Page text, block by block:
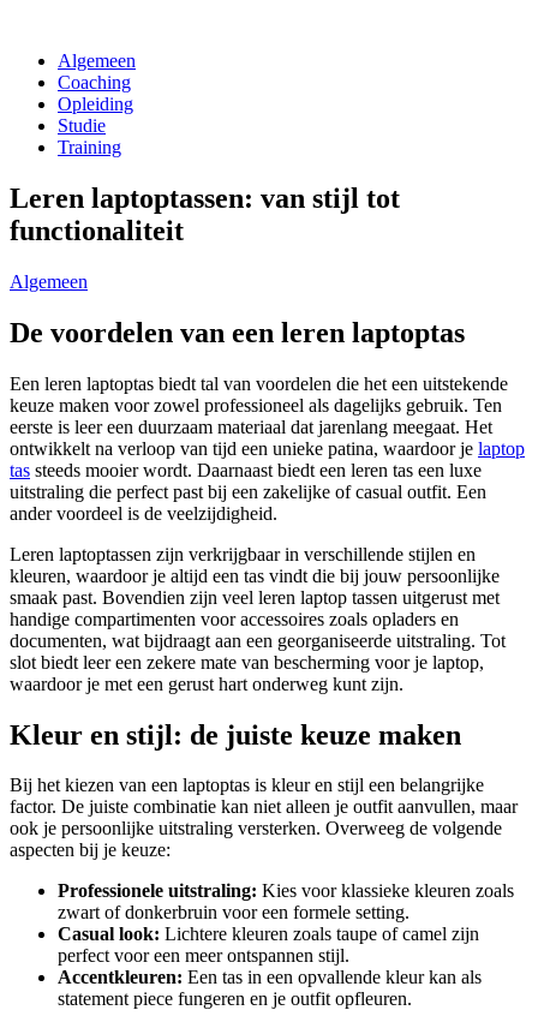
Algemeen
Coaching
Opleiding
Studie
Training
Leren laptoptassen: van stijl tot
functionaliteit
Algemeen
De voordelen van een leren laptoptas
Een leren laptoptas biedt tal van voordelen die het een uitstekende
keuze maken voor zowel professioneel als dagelijks gebruik. Ten
eerste is leer een duurzaam materiaal dat jarenlang meegaat. Het
ontwikkelt na verloop van tijd een unieke patina, waardoor je laptop
tas steeds mooier wordt. Daarnaast biedt een leren tas een luxe
uitstraling die perfect past bij een zakelijke of casual outfit. Een
ander voordeel is de veelzijdigheid.
Leren laptoptassen zijn verkrijgbaar in verschillende stijlen en
kleuren, waardoor je altijd een tas vindt die bij jouw persoonlijke
smaak past. Bovendien zijn veel leren laptop tassen uitgerust met
handige compartimenten voor accessoires zoals opladers en
documenten, wat bijdraagt aan een georganiseerde uitstraling. Tot
slot biedt leer een zekere mate van bescherming voor je laptop,
waardoor je met een gerust hart onderweg kunt zijn.
Kleur en stijl: de juiste keuze maken
Bij het kiezen van een laptoptas is kleur en stijl een belangrijke
factor. De juiste combinatie kan niet alleen je outfit aanvullen, maar
ook je persoonlijke uitstraling versterken. Overweeg de volgende
aspecten bij je keuze:
Professionele uitstraling: Kies voor klassieke kleuren zoals
zwart of donkerbruin voor een formele setting.
Casual look: Lichtere kleuren zoals taupe of camel zijn
perfect voor een meer ontspannen stijl.
Accentkleuren: Een tas in een opvallende kleur kan als
statement piece fungeren en je outfit opfleuren.